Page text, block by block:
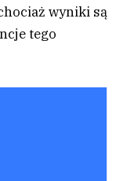
wyniki są
tego